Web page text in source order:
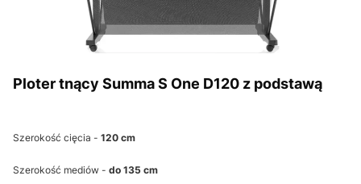
Ploter tnący Summa S One D120 z podstawą
Szerokość cięcia - 120 cm
Szerokość mediów - do 135 cm